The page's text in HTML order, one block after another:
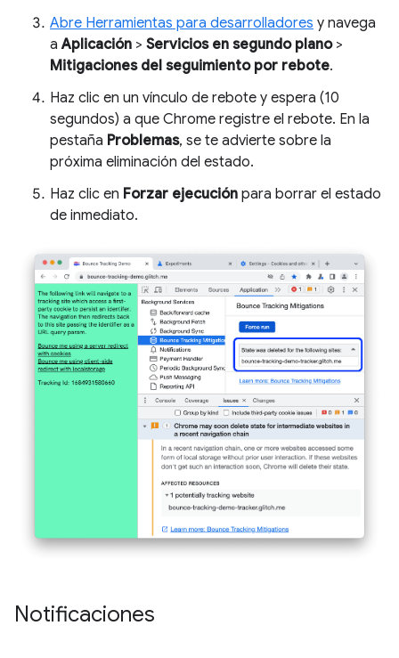
Abre Herramientas para desarrolladores y navega
aAplicación > Servicios en segundo plano>
Mitigaciones del seguimiento por rebote.
Haz clic en un vínculo de rebote y espera (10
segundos) a que Chrome registre el rebote. En la
pestaña Problemas, se te advierte sobre la
próxima eliminación del estado.
Haz clic en Forzar ejecución para borrar el estado
de inmediato.
Notificaciones